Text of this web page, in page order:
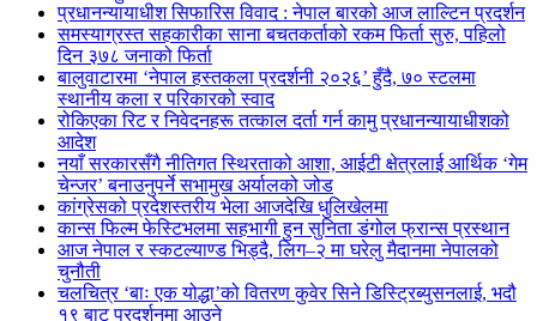
प्रधानन्यायाधीश सिफारिस विवाद : नेपाल बारको आज लाल्टिन प्रदर्शन
समस्याग्रस्त सहकारीका साना बचतकर्ताको रकम फिर्ता सुरु, पहिलो
दिन ३७८ जनाको फिर्ता
बालुवाटारमा ‘नेपाल हस्तकला प्रदर्शनी २०२६’ हुँदै, ७० स्टलमा
स्थानीय कला र परिकारको स्वाद
रोकिएका रिट र निवेदनहरू तत्काल दर्ता गर्न कामु प्रधानन्यायाधीशको
आदेश
नयाँ सरकारसँगै नीतिगत स्थिरताको आशा, आईटी क्षेत्रलाई आर्थिक ‘गेम
चेन्जर’ बनाउनुपर्ने सभामुख अर्यालको जोड
कांग्रेसको प्रदेशस्तरीय भेला आजदेखि धुलिखेलमा
कान्स फिल्म फेस्टिभलमा सहभागी हुन सुनिता डंगोल फ्रान्स प्रस्थान
आज नेपाल र स्कटल्याण्ड भिड्दै, लिग–२ मा घरेलु मैदानमा नेपालको
चुनौती
चलचित्र ‘बाः एक योद्धा’को वितरण कुवेर सिने डिस्ट्रिब्युसनलाई, भदौ
१९ बाट प्रदर्शनमा आउने